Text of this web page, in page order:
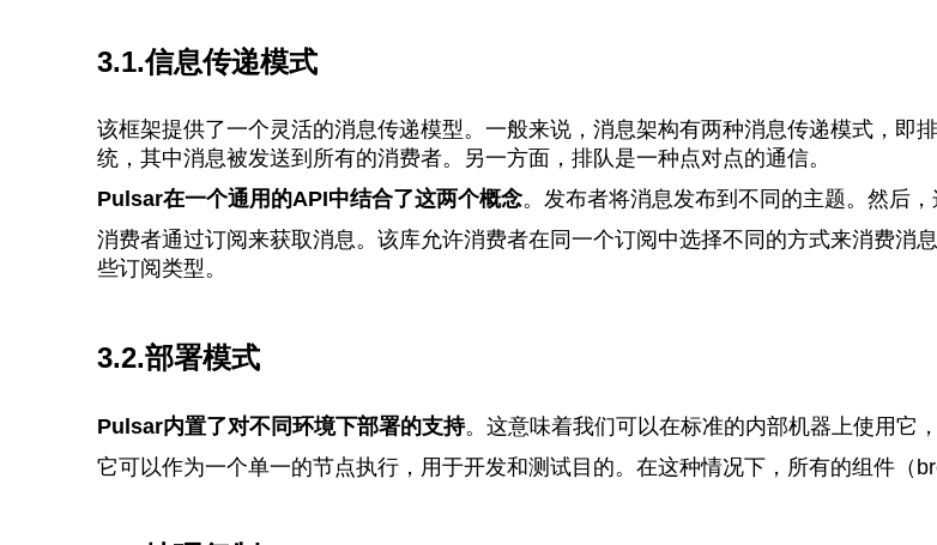
3.1.信息传递模式
该框架提供了一个灵活的消息传递模型。一般来说，消息架构有两种消息传递模式，即
统，其中消息被发送到所有的消费者。另一方面，排队是一种点对点的通信。
Pulsar在一个通用的API中结合了这两个概念。发布者将消息发布到不同的主题。然后，
消费者通过订阅来获取消息。该库允许消费者在同一个订阅中选择不同的方式来消费消
些订阅类型。
3.2.部署模式
Pulsar内置了对不同环境下部署的支持。这意味着我们可以在标准的内部机器上使用它
它可以作为一个单一的节点执行，用于开发和测试目的。在这种情况下，所有的组件（